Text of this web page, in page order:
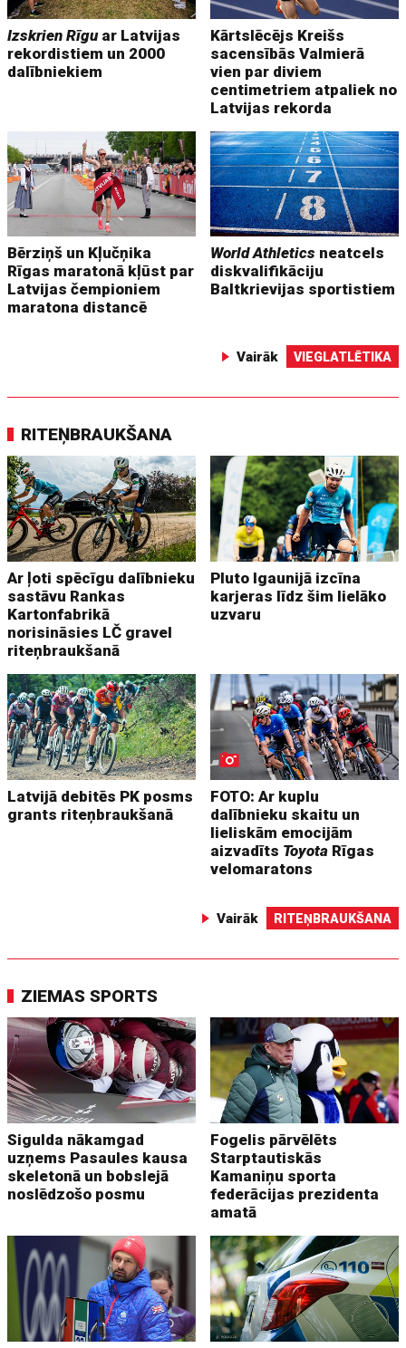
Izskrien Rīguar Latvijas
rekordistiem un 2000
dalībniekiem
Kārtslēcējs Kreišs
sacensībās Valmierā
vien par diviem
centimetriem atpaliek no
Latvijas rekorda
Bērziņš un Kļučņika
Rīgas maratonā kļūst par
Latvijas čempioniem
maratona distancē
World Athletics neatcels
diskvalifikāciju
Baltkrievijas sportistiem
Vairāk VIEGLATLĒTIKA
RITEŅBRAUKŠANA
Ar ļoti spēcīgu dalībnieku
sastāvu Rankas
Kartonfabrikā
norisināsies LČ gravel
riteņbraukšanā
Pluto Igaunijā izcīna
karjeras līdz šim lielāko
uzvaru
Latvijā debitēs PK posms
grants riteņbraukšanā
FOTO: Ar kuplu
dalībnieku skaitu un
lieliskām emocijām
aizvadīts Toyota Rīgas
velomaratons
Vairāk RITEŅBRAUKŠANA
ZIEMAS SPORTS
Sigulda nākamgad
uzņems Pasaules kausa
skeletonā un bobslejā
noslēdzošo posmu
Fogelis pārvēlēts
Starptautiskās
Kamaniņu sporta
federācijas prezidenta
amatā